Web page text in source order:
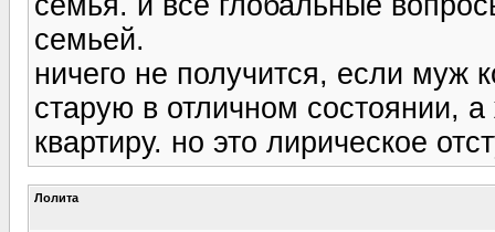
семьей.
ничего не получится, если муж
старую в отличном состоянии,
квартиру. но это лирическое
Лолита